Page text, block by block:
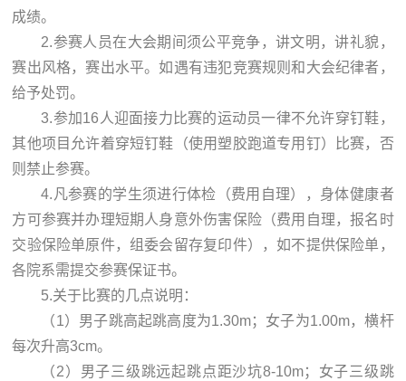
成绩。
2.参赛人员在大会期间须公平竞争，讲文明，讲礼貌，
赛出风格，赛出水平。如遇有违犯竞赛规则和大会纪律者，
给予处罚。
3.参加16人迎面接力比赛的运动员一律不允许穿钉鞋，
其他项目允许着穿短钉鞋（使用塑胶跑道专用钉）比赛，否
则禁止参赛。
4.凡参赛的学生须进行体检（费用自理），身体健康者
方可参赛并办理短期人身意外伤害保险（费用自理，报名时
交验保险单原件，组委会留存复印件），如不提供保险单，
各院系需提交参赛保证书。
5.关于比赛的几点说明：
（1）男子跳高起跳高度为1.30m；女子为1.00m，横杆
每次升高3cm。
（2）男子三级跳远起跳点距沙坑8-10m；女子三级跳